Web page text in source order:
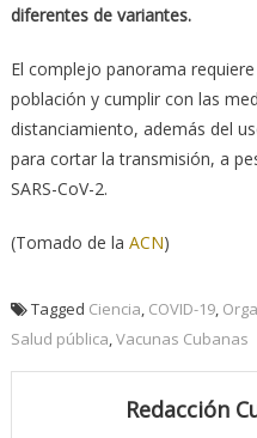
diferentes de variantes.
El complejo panorama
población y cumplir con las
distanciamiento, además del
para cortar la transmisión, a
SARS-CoV-2.
(Tomado de la ACN)
Tagged Ciencia COVID-19,
Salud pública Vacunas Cubanas
Redacción